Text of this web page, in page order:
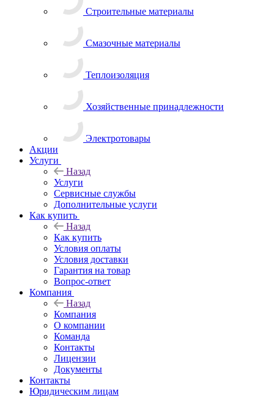
Строительные материалы
Смазочные материалы
Теплоизоляция
Хозяйственные принадлежности
Электротовары
Акции
Услуги
Назад
Услуги
Сервисные службы
Дополнительные услуги
Как купить
Назад
Как купить
Условия оплаты
Условия доставки
Гарантия на товар
Вопрос-ответ
Компания
Назад
Компания
О компании
Команда
Контакты
Лицензии
Документы
Контакты
Юридическим лицам